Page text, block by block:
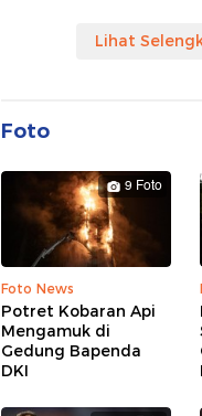
Lihat
Foto
9 Foto
Foto News
Potret Kobaran Api
Mengamuk di
Gedung Bapenda
DKI